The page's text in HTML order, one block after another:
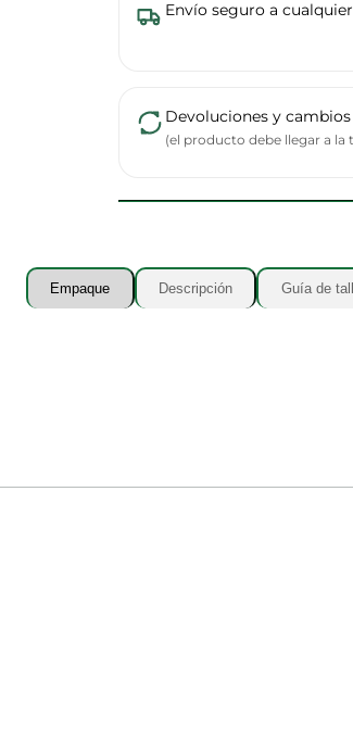
Envío seguro a
Devoluciones y
(el producto debe llegar a la
Empaque Descripción Guía de